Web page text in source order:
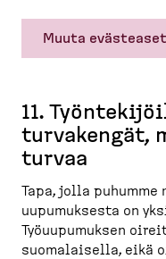
Muuta
11.
turvakengät,
turvaa
Tapa, jolla
uupumuksesta on
Työuupu­muksen
suomalaisella, eikä